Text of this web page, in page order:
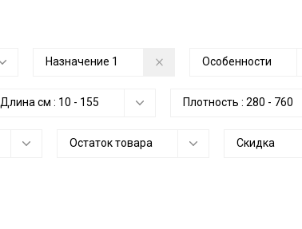
Назначение 1 Особенности
Длина см : 10 - 155 Плотность : 280 - 760
Остаток товара Скидка